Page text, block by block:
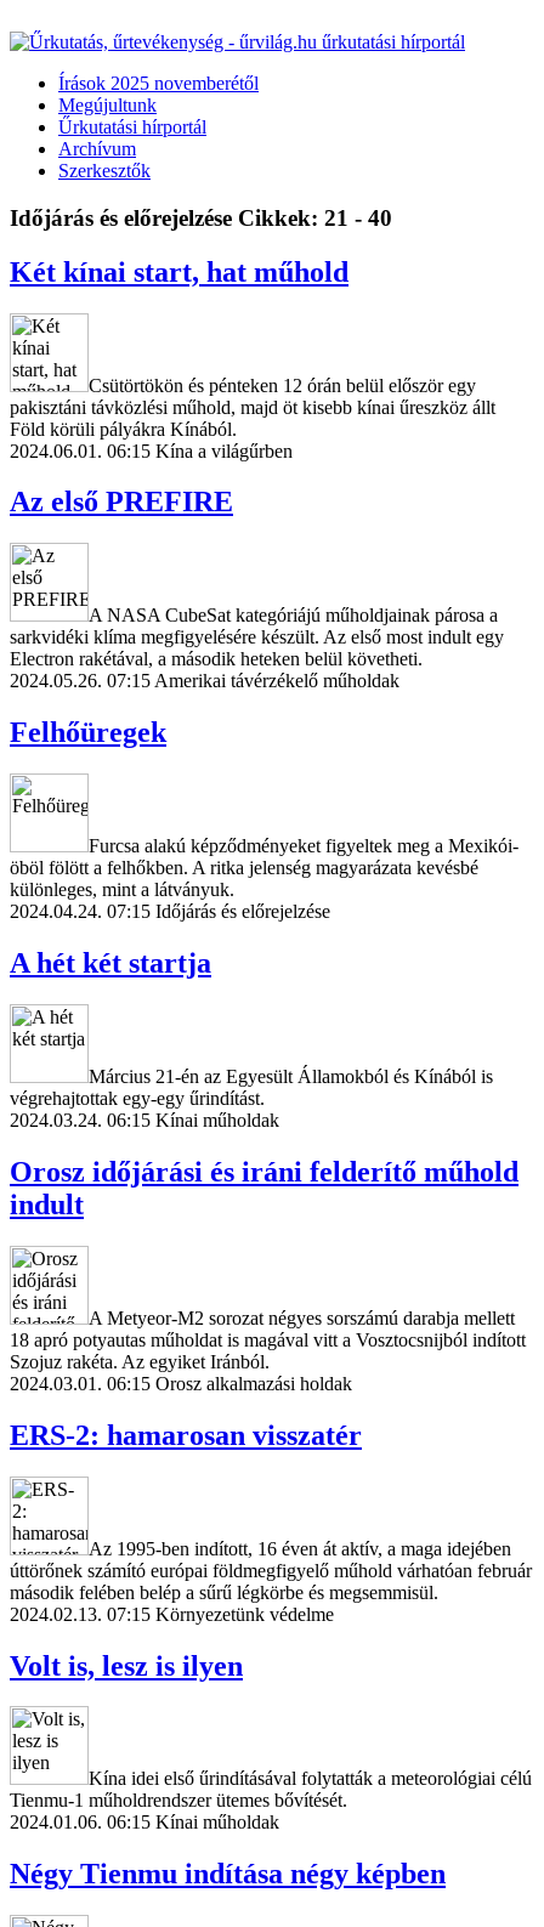
Írások 2025 novemberétől
Megújultunk
Űrkutatási hírportál
Archívum
Szerkesztők
Időjárás és előrejelzése Cikkek: 21 - 40
Két kínai start, hat műhold
Csütörtökön és pénteken 12 órán belül először egy
pakisztáni távközlési műhold, majd öt kisebb kínai űreszköz állt
Föld körüli pályákra Kínából.
2024.06.01. 06:15 Kína a világűrben
Az első PREFIRE
A NASA CubeSat kategóriájú műholdjainak párosa a
sarkvidéki klíma megfigyelésére készült. Az első most indult egy
Electron rakétával, a második heteken belül követheti.
2024.05.26. 07:15 Amerikai távérzékelő műholdak
Felhőüregek
Furcsa alakú képződményeket figyeltek meg a Mexikói-
öböl fölött a felhőkben. A ritka jelenség magyarázata kevésbé
különleges, mint a látványuk.
2024.04.24. 07:15 Időjárás és előrejelzése
A hét két startja
Március 21-én az Egyesült Államokból és Kínából is
végrehajtottak egy-egy űrindítást.
2024.03.24. 06:15 Kínai műholdak
Orosz időjárási és iráni felderítő műhold
indult
A Metyeor-M2 sorozat négyes sorszámú darabja mellett
18 apró potyautas műholdat is magával vitt a Vosztocsnijból indított
Szojuz rakéta. Az egyiket Iránból.
2024.03.01. 06:15 Orosz alkalmazási holdak
ERS-2: hamarosan visszatér
Az 1995-ben indított, 16 éven át aktív, a maga idejében
úttörőnek számító európai földmegfigyelő műhold várhatóan február
második felében belép a sűrű légkörbe és megsemmisül.
2024.02.13. 07:15 Környezetünk védelme
Volt is, lesz is ilyen
Kína idei első űrindításával folytatták a meteorológiai célú
Tienmu-1 műholdrendszer ütemes bővítését.
2024.01.06. 06:15 Kínai műholdak
Négy Tienmu indítása négy képben